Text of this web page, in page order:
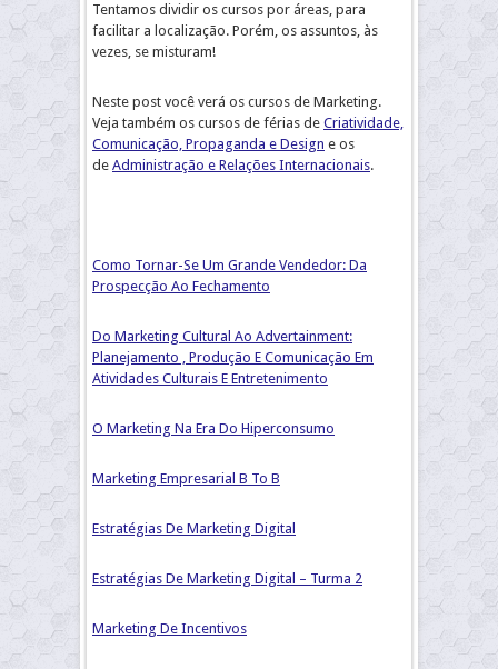
Tentamos dividir os cursos por áreas, para
facilitar a localização. Porém, os assuntos, às
vezes, se misturam!
Neste post você verá os cursos de Marketing.
Veja também os cursos de férias de Criatividade,
Comunicação, Propaganda e Design e os
de Administração e Relações Internacionais.
Como Tornar-Se Um Grande Vendedor: Da
Prospecção Ao Fechamento
Do Marketing Cultural Ao Advertainment:
Planejamento , Produção E Comunicação Em
Atividades Culturais E Entretenimento
O Marketing Na Era Do Hiperconsumo
Marketing Empresarial B To B
Estratégias De Marketing Digital
Estratégias De Marketing Digital – Turma 2
Marketing De Incentivos